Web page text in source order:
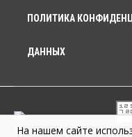
ПОЛИТИКА
ДАННЫХ
© 2026 г. Общество с
На нашем сайте